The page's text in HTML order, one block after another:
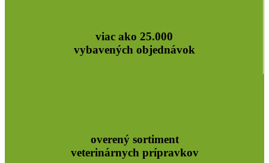
viac ako 25.000
vybavených objednávok
overený sortiment
veterinárnych prípravkov